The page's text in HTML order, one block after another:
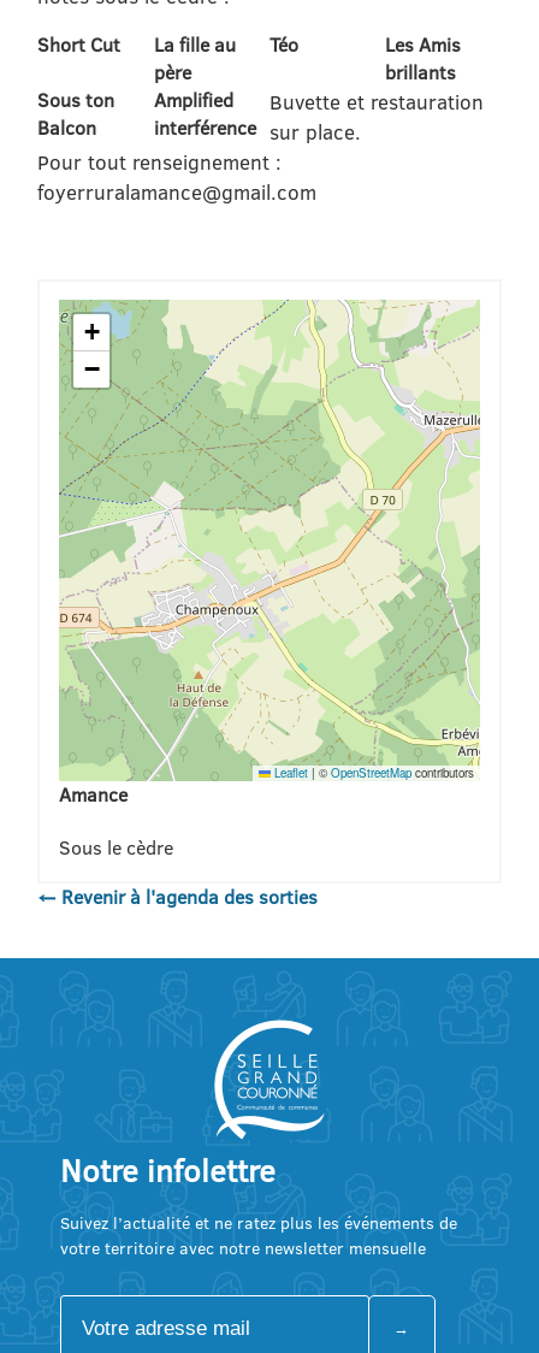
Short Cut
La fille au
père
Téo
Les Amis
brillants
Sous ton
Balcon
Amplified
interférence
Buvette et restauration
sur place.
Pour tout renseignement :
foyerruralamance@gmail.com
+
−
Leaflet | ©OpenStreetMap contributors
Amance
Sous le cèdre
← Revenir à l'agenda des sorties
Notre infolettre
Suivez l’actualité et ne ratez plus les événements de
votre territoire avec notre newsletter mensuelle